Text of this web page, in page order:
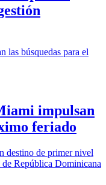
impulsan
feriado